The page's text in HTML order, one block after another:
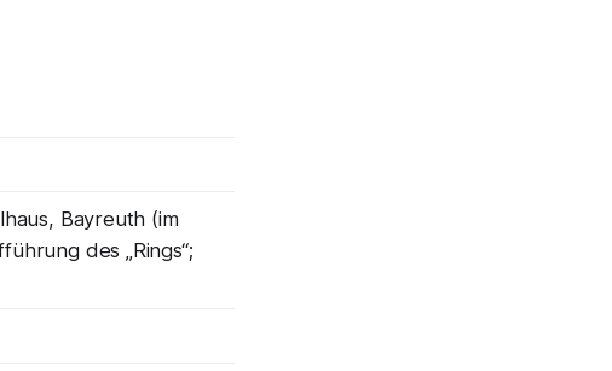
Bayreuth (im
des „Rings“;